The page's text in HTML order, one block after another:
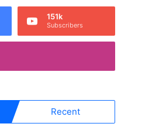
151k
Subscribers
Recent